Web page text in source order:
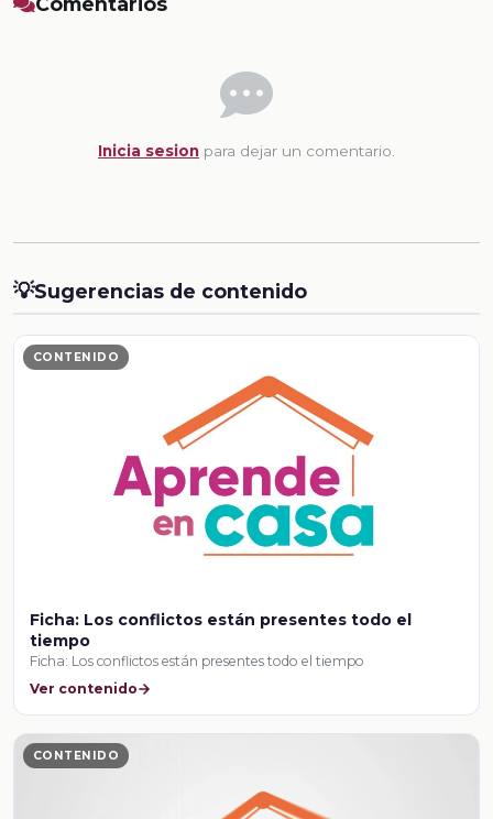
Inicia sesion para dejar un comentario.
💡Sugerencias de contenido
CONTENIDO
Ficha: Los conflictos están presentes todo el
tiempo
Ficha: Los conflictos están presentes todo el tiempo
Ver contenido
CONTENIDO